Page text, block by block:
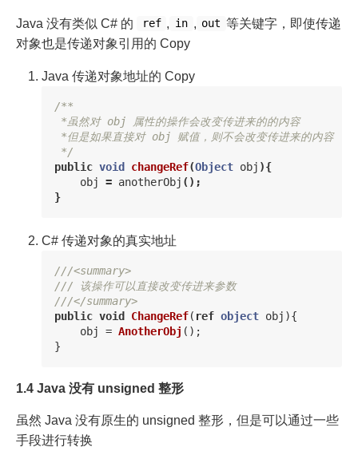
Java 没有类似 C# 的 ref , in , out 等关键字，即使传递
对象也是传递对象引用的 Copy
Java 传递对象地址的 Copy
/**
*虽然对 obj 属性的操作会改变传进来的的内容
*但是如果直接对 obj 赋值，则不会改变传进来的内容
*/
public void changeRef(Object obj ){
obj
= anotherObj ();
}
C# 传递对象的真实地址
///<summary>
/// 该操作可以直接改变传进来参数
///</summary>
public void ChangeRef( ref object obj ){
obj
= AnotherObj ();
}
1.4 Java 没有 unsigned 整形
虽然 Java 没有原生的 unsigned 整形，但是可以通过一些
手段进行转换